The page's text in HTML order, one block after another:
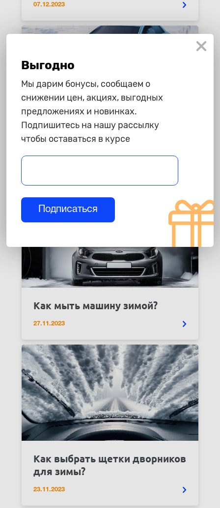
07.12.2023
Как защитить машину от
Как мыть машину зимой?
27.11.2023
Как выбрать щетки дворников
для зимы?
23.11.2023
Выгодно
Мы дарим бонусы, сообщаем о
снижении цен, акциях, выгодных
предложениях и новинках.
Подпишитесь на нашу рассылку
чтобы оставаться в курсе
Подписаться